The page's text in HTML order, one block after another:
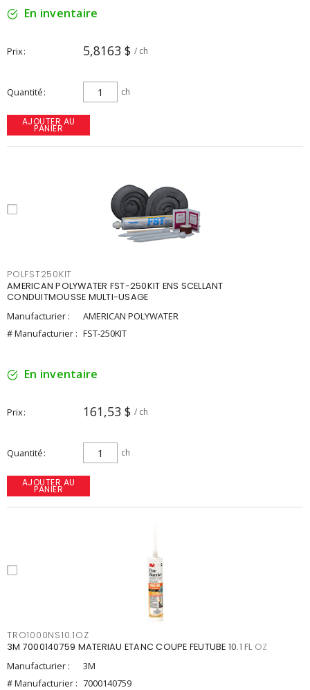
En inventaire
Prix 5,8163 $ / ch
Quantité ch
AJOUTER AU
PANIER
POLFST250KIT
AMERICAN POLYWATER FST-250KIT ENS SCELLANT
CONDUITMOUSSE MULTI-USAGE
Manufacturier :
AMERICAN POLYWATER
# Manufacturier : FST-250KIT
En inventaire
Prix 161,53 $ / ch
Quantité ch
AJOUTER AU
PANIER
TRO1000NS10.1OZ
3M 7000140759 MATERIAU ETANC COUPE FEUTUBE 10.1 FL OZ
Manufacturier :
3M
# Manufacturier : 7000140759